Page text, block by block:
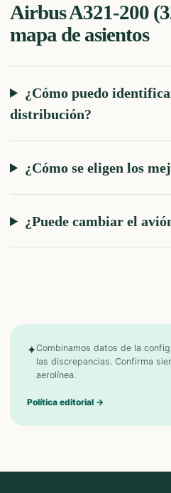
Airbus A321-200
mapa de asientos
¿Cómo puedo
distribución?
¿Cómo se eligen los
¿Puede cambiar el
✦Combinamos datos de la
las discrepancias. Confirma
aerolínea.
Política editorial →